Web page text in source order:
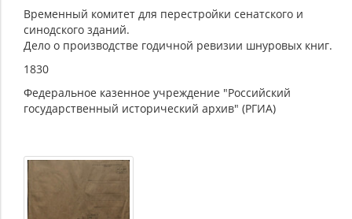
Временный комитет для перестройки сенатского и
синодского зданий.
Дело о производстве годичной ревизии шнуровых книг.
1830
Федеральное казенное учреждение "Российский
государственный исторический архив" (РГИА)